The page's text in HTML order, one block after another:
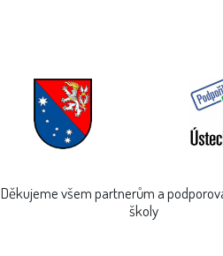
Děkujeme všem partnerům a
školy